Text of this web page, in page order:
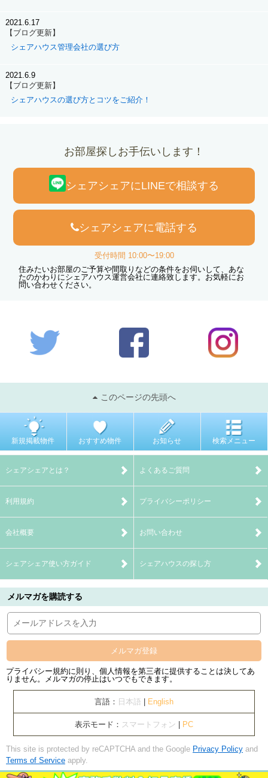
2021.6.17
【ブログ更新】
シェアハウス管理会社の選び方
2021.6.9
【ブログ更新】
シェアハウスの選び方とコツをご紹介！
お部屋探しお手伝いします！
シェアシェアにLINEで相談する
シェアシェアに電話する
受付時間 10:00〜19:00
住みたいお部屋のご予算や間取りなどの条件をお伺いして、あな
たのかわりにシェアハウス運営会社に連絡致します。お気軽にお
問い合わせください。
このページの先頭へ
新規掲載物件 おすすめ物件 お知らせ 検索メニュー
シェアシェアとは？ よくあるご質問
利用規約 プライバシーポリシー
会社概要 お問い合わせ
シェアシェア使い方ガイド シェアハウスの探し方
メルマガを購読する
メルマガ登録
プライバシー規約に則り、個人情報を第三者に提供することは決してあ
りません。メルマガの停止はいつでもできます。
言語： 日本語 English
表示モード： スマートフォン PC
This site is protected by reCAPTCHA and the Google Privacy Policy and
Terms of Service apply.